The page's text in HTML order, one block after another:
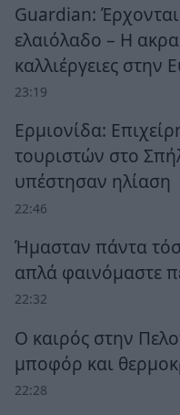
Guardian:
ελαιόλαδο – Η
καλλιέργειες στην
23:19
Ερμιονίδα:
τουριστών στο
υπέστησαν ηλίαση
22:46
Ήμασταν πάντα
απλά φαινόμαστε
22:32
Ο καιρός στην
μποφόρ και
22:28